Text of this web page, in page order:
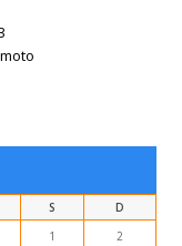
S
D
1
2